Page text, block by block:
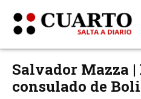
Salvador Mazza |
consulado de